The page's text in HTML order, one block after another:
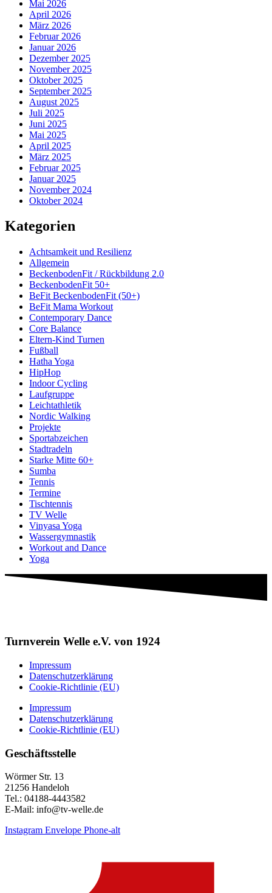
Mai 2026
April 2026
März 2026
Februar 2026
Januar 2026
Dezember 2025
November 2025
Oktober 2025
September 2025
August 2025
Juli 2025
Juni 2025
Mai 2025
April 2025
März 2025
Februar 2025
Januar 2025
November 2024
Oktober 2024
Kategorien
Achtsamkeit und Resilienz
Allgemein
BeckenbodenFit / Rückbildung 2.0
BeckenbodenFit 50+
BeFit BeckenbodenFit (50+)
BeFit Mama Workout
Contemporary Dance
Core Balance
Eltern-Kind Turnen
Fußball
Hatha Yoga
HipHop
Indoor Cycling
Laufgruppe
Leichtathletik
Nordic Walking
Projekte
Sportabzeichen
Stadtradeln
Starke Mitte 60+
Sumba
Tennis
Termine
Tischtennis
TV Welle
Vinyasa Yoga
Wassergymnastik
Workout and Dance
Yoga
Turnverein Welle e.V. von 1924
Impressum
Datenschutzerklärung
Cookie-Richtlinie (EU)
Impressum
Datenschutzerklärung
Cookie-Richtlinie (EU)
Geschäftsstelle
Wörmer Str. 13
21256 Handeloh
Tel.: 04188-4443582
E-Mail: info@tv-welle.de
Instagram Envelope Phone-alt